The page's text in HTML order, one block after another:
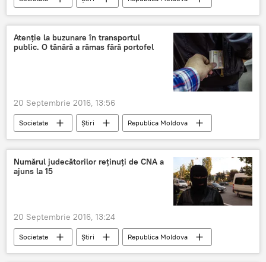
Ministerul Afacerilor Interne
pornografie
virus
on-line
Atenţie la buzunare în transportul
public. O tânără a rămas fără portofel
20 Septembrie 2016, 13:56
Societate Știri
Republica Moldova
Poliţia capitalei
furt
hoţ
portmoneu
Numărul judecătorilor reţinuţi de CNA a
ajuns la 15
20 Septembrie 2016, 13:24
Societate Știri
Republica Moldova
Angela Starinschi
judecători
CNA